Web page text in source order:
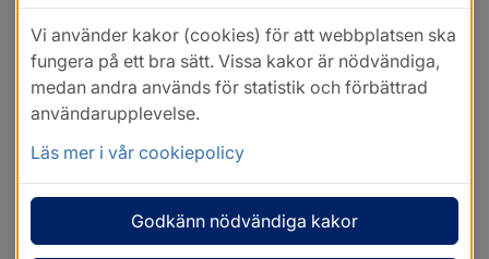
Vi använder kakor (cookies) för att webbplatsen ska
fungera på ett bra sätt. Vissa kakor är nödvändiga,
medan andra används för statistik och förbättrad
användarupplevelse.
Läs mer i vår cookiepolicy
Godkänn nödvändiga kakor